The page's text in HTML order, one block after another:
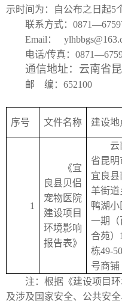
示时间为：自公布之日起5
联系方式：
Email：
电话/传真：
通信地址：云南省
邮 编：652100
序号 文件名称 建设地
1
《宜
良县贝侣
宠物医院
建设项目
环境影响
报告表》
云
省昆明
宜良县
羊街道
鸭湖小
一期（
合苑）
栋49-50
号商铺
注：根据《建设项目
及涉及国家安全、公共安